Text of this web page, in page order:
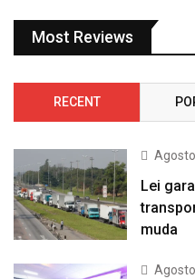
Most Reviews
RECENT
Lei
muda